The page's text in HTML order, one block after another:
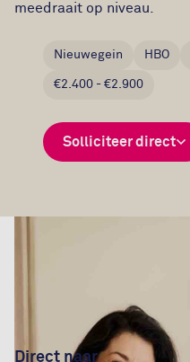
meedraait op niveau.
Nieuwegein HBO
€2.400 - €2.900
Solliciteer direct
Direct naar